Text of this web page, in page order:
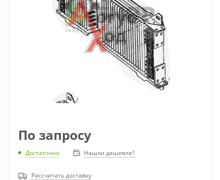
По запросу
Достаточно Нашли дешевле?
Рассчитать доставку